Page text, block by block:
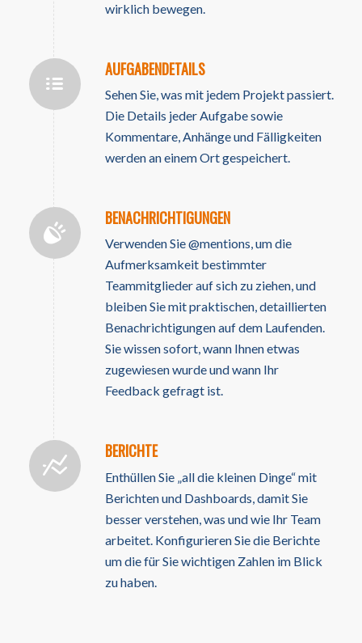
wirklich bewegen.
AUFGABENDETAILS
Sehen Sie, was mit jedem Projekt passiert.
Die Details jeder Aufgabe sowie
Kommentare, Anhänge und Fälligkeiten
werden an einem Ort gespeichert.
BENACHRICHTIGUNGEN
Verwenden Sie @mentions, um die
Aufmerksamkeit bestimmter
Teammitglieder auf sich zu ziehen, und
bleiben Sie mit praktischen, detaillierten
Benachrichtigungen auf dem Laufenden.
Sie wissen sofort, wann Ihnen etwas
zugewiesen wurde und wann Ihr
Feedback gefragt ist.
BERICHTE
Enthüllen Sie „all die kleinen Dinge“ mit
Berichten und Dashboards, damit Sie
besser verstehen, was und wie Ihr Team
arbeitet. Konfigurieren Sie die Berichte
um die für Sie wichtigen Zahlen im Blick
zu haben.